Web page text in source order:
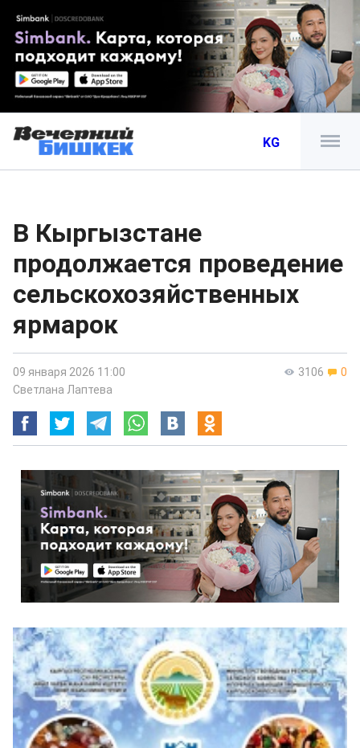
KG
В Кыргызстане
продолжается проведение
сельскохозяйственных
ярмарок
3106 0
09 января 2026 11:00
Светлана Лаптева